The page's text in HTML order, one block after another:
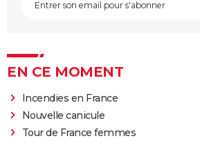
EN CE MOMENT
Incendies en France
Nouvelle canicule
Tour de France femmes